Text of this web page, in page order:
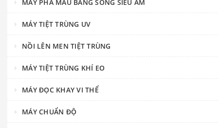
MÁY PHÁ MẪU BẰNG SÓNG SIÊU ÂM
MÁY TIỆT TRÙNG UV
NỒI LÊN MEN TIỆT TRÙNG
MÁY TIỆT TRÙNG KHÍ EO
MÁY ĐỌC KHAY VI THỂ
MÁY CHUẨN ĐỘ